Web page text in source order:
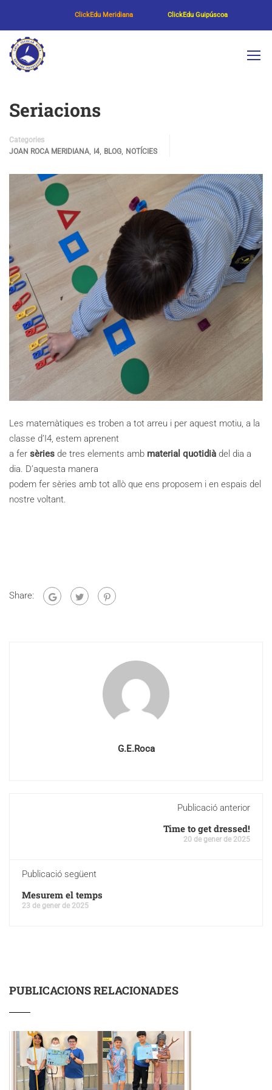
ClickEdu Meridiana ClickEdu Guipúscoa
Seriacions
Categories
JOAN ROCA MERIDIANA, I4, BLOG, NOTÍCIES
Les matemàtiques es troben a tot arreu i per aquest motiu, a la
classe d’I4, estem aprenent
a fer sèries de tres elements amb material quotidià del dia a
dia. D’aquesta manera
podem fer sèries amb tot allò que ens proposem i en espais del
nostre voltant.
Share:
G.E.Roca
Publicació anterior
Time to get dressed!
20 de gener de 2025
Publicació següent
Mesurem el temps
23 de gener de 2025
PUBLICACIONS RELACIONADES